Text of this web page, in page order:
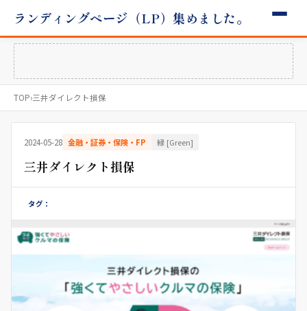
ランディングページ（LP）集めました。
TOP›三井ダイレクト損保
2024-05-28 金融・証券・保険・FP 緑 [Green]
三井ダイレクト損保
タグ：